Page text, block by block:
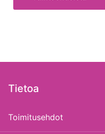
Tietoa
Toimitusehdot